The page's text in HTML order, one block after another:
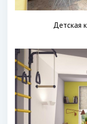
Детская